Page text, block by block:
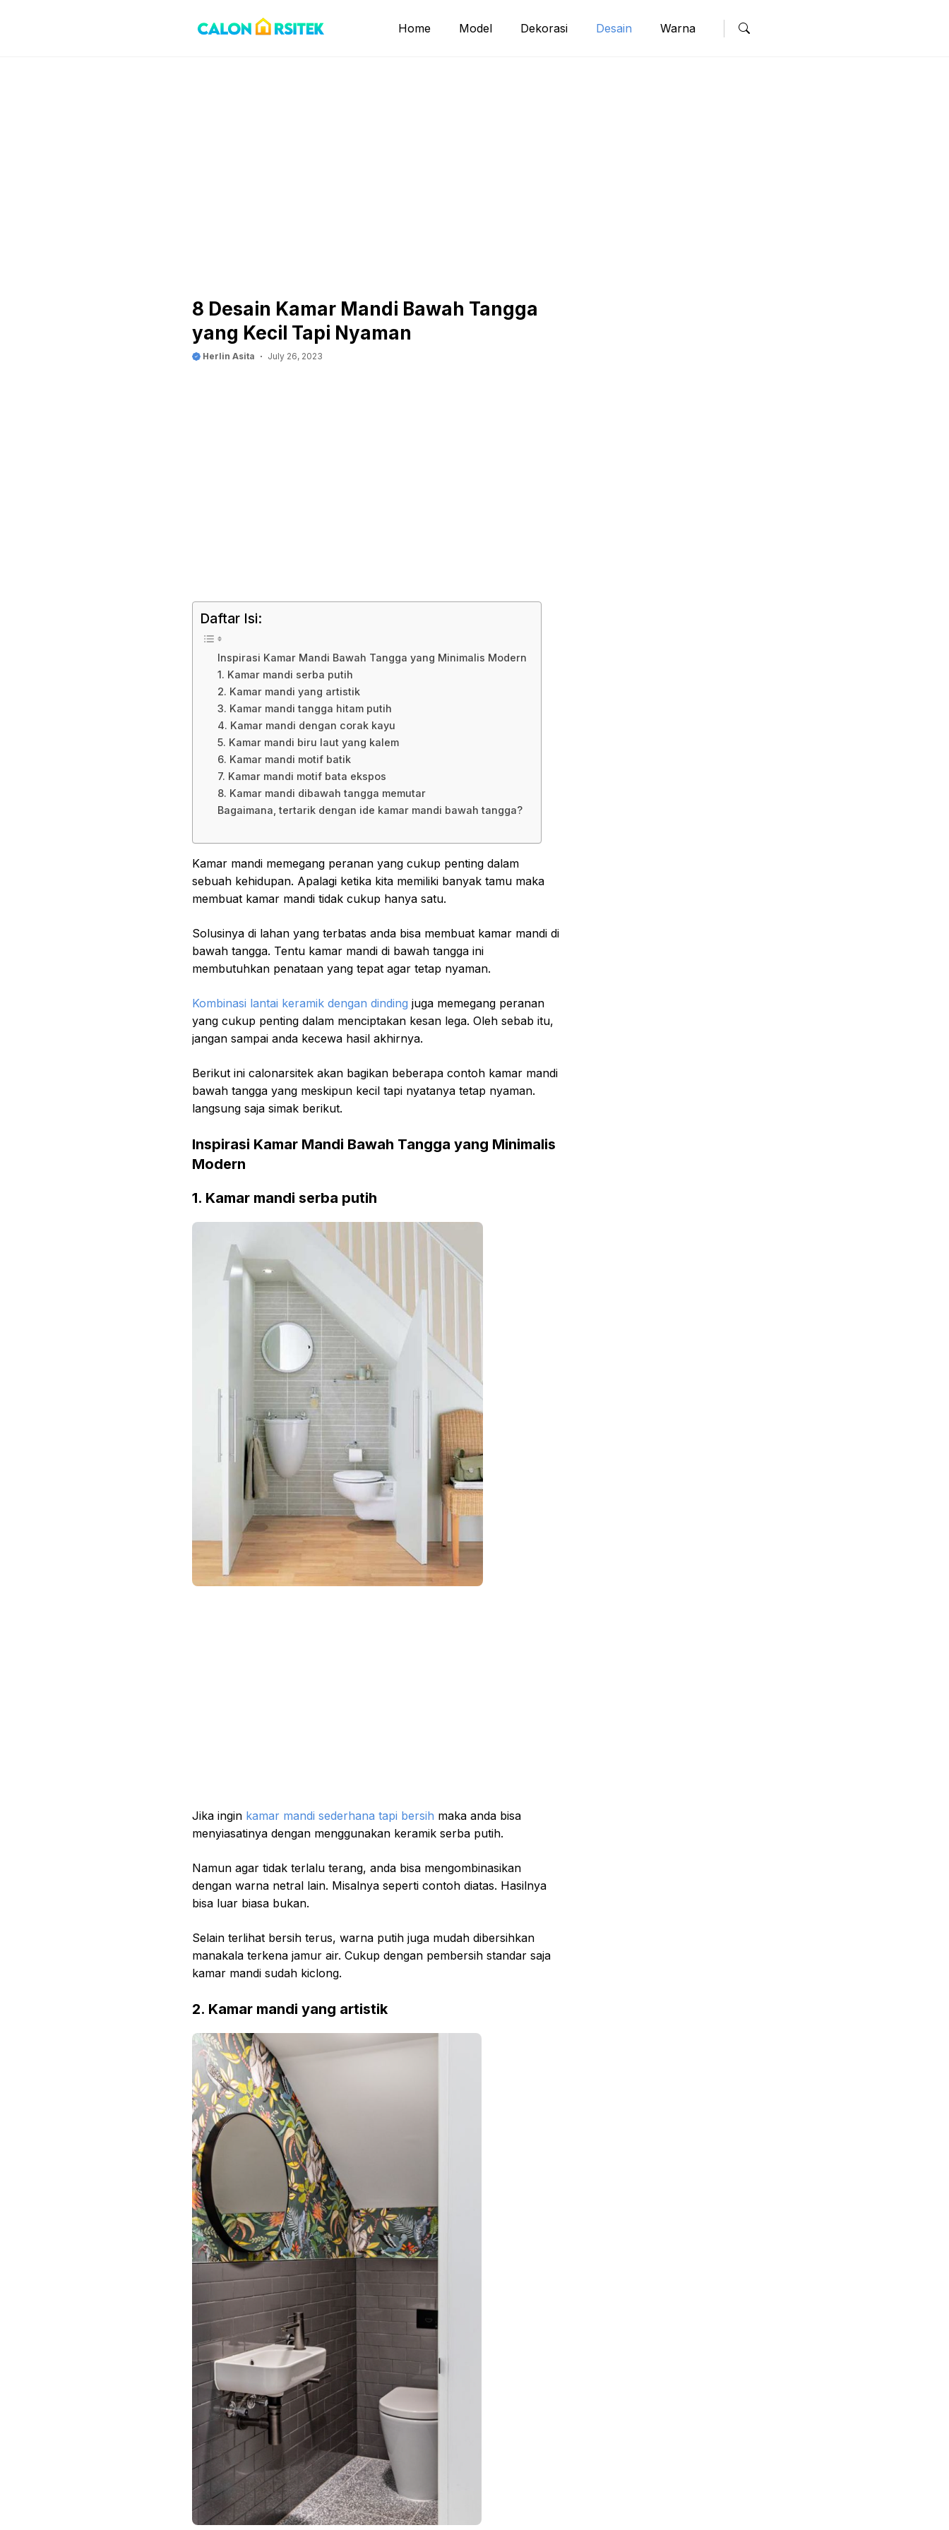
Home Model Dekorasi Desain Warna
8 Desain Kamar Mandi Bawah Tangga
yang Kecil Tapi Nyaman
Herlin Asita July 26, 2023
Daftar Isi:
Inspirasi Kamar Mandi Bawah Tangga yang Minimalis Modern
1. Kamar mandi serba putih
2. Kamar mandi yang artistik
3. Kamar mandi tangga hitam putih
4. Kamar mandi dengan corak kayu
5. Kamar mandi biru laut yang kalem
6. Kamar mandi motif batik
7. Kamar mandi motif bata ekspos
8. Kamar mandi dibawah tangga memutar
Bagaimana, tertarik dengan ide kamar mandi bawah tangga?
Kamar mandi memegang peranan yang cukup penting dalam
sebuah kehidupan. Apalagi ketika kita memiliki banyak tamu maka
membuat kamar mandi tidak cukup hanya satu.
Solusinya di lahan yang terbatas anda bisa membuat kamar mandi di
bawah tangga. Tentu kamar mandi di bawah tangga ini
membutuhkan penataan yang tepat agar tetap nyaman.
Kombinasi lantai keramik dengan dinding juga memegang peranan
yang cukup penting dalam menciptakan kesan lega. Oleh sebab itu,
jangan sampai anda kecewa hasil akhirnya.
Berikut ini calonarsitek akan bagikan beberapa contoh kamar mandi
bawah tangga yang meskipun kecil tapi nyatanya tetap nyaman.
langsung saja simak berikut.
Inspirasi Kamar Mandi Bawah Tangga yang Minimalis
Modern
1. Kamar mandi serba putih
Jika ingin kamar mandi sederhana tapi bersih maka anda bisa
menyiasatinya dengan menggunakan keramik serba putih.
Namun agar tidak terlalu terang, anda bisa mengombinasikan
dengan warna netral lain. Misalnya seperti contoh diatas. Hasilnya
bisa luar biasa bukan.
Selain terlihat bersih terus, warna putih juga mudah dibersihkan
manakala terkena jamur air. Cukup dengan pembersih standar saja
kamar mandi sudah kiclong.
2. Kamar mandi yang artistik